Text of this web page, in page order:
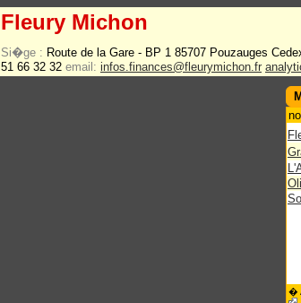
Fleury Michon
Si�ge : Route de la Gare - BP 1 85707 Pouzauges
51 66 32 32 email: infos.finances@fleurymichon.fr
�